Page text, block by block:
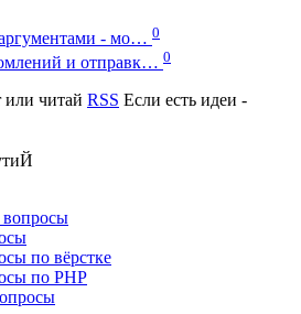
- мо… 0
и отправк… 0
или читай RSS Если есть идеи -
по вёрстке
по PHP